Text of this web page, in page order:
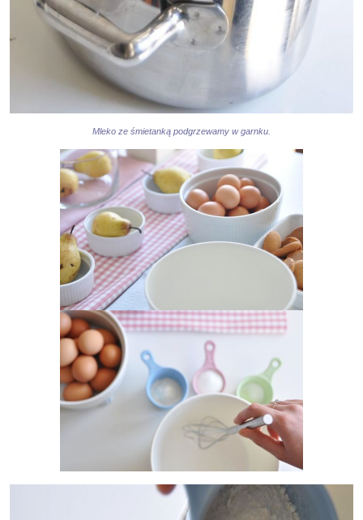
Mleko ze śmietanką podgrzewamy w garnku.